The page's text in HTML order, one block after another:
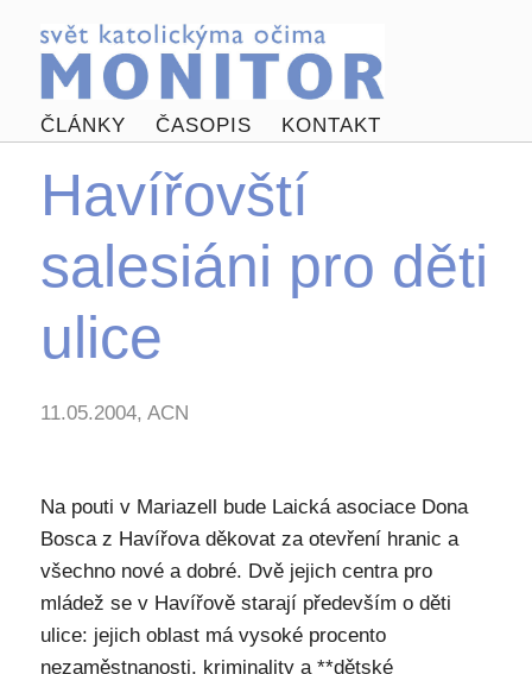
ČLÁNKY ČASOPIS KONTAKT
Havířovští
salesiáni pro děti
ulice
11.05.2004, ACN
Na pouti v Mariazell bude Laická asociace Dona
Bosca z Havířova děkovat za otevření hranic a
všechno nové a dobré. Dvě jejich centra pro
mládež se v Havířově starají především o děti
ulice: jejich oblast má vysoké procento
nezaměstnanosti, kriminality a **dětské